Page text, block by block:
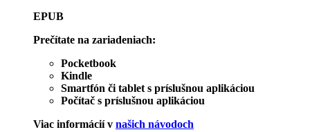
EPUB
Prečítate na zariadeniach:
Pocketbook
Kindle
Smartfón či tablet s príslušnou aplikáciou
Počítač s príslušnou aplikáciou
Viac informácií v našich návodoch